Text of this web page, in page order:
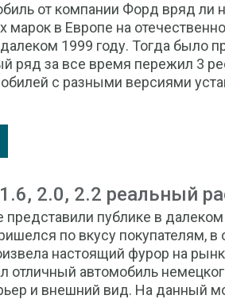
от компании Форд вряд ли
в Европе на
1999 году. Тогда было
ряд за все время пережил 3
с разными версиями
2.0, 2.2 реальный
представили публике в
по вкусу покупателям, в
настоящий фурор на
отличный автомобиль
и внешний вид. На данный